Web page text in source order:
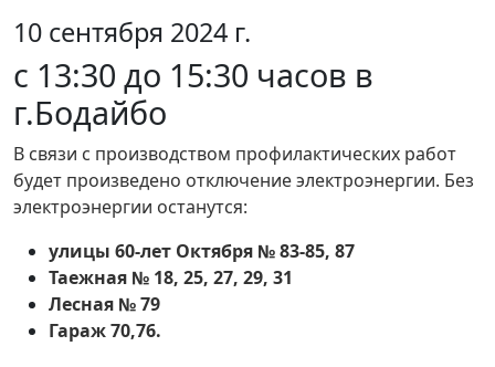
10 сентября 2024 г.
с 13:30 до 15:30 часов в
г.Бодайбо
В связи с производством профилактических работ
будет произведено отключение электроэнергии. Без
электроэнергии останутся:
улицы 60-лет Октября № 83-85, 87
Таежная № 18, 25, 27, 29, 31
Лесная № 79
Гараж 70,76.